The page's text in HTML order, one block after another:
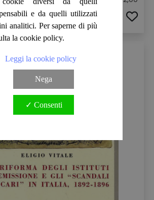
ACQUISTA
e da quelli utilizzati
analitici. Per saperne di più
la cookie policy.
Leggi la cookie policy
Nega
✓ Consenti